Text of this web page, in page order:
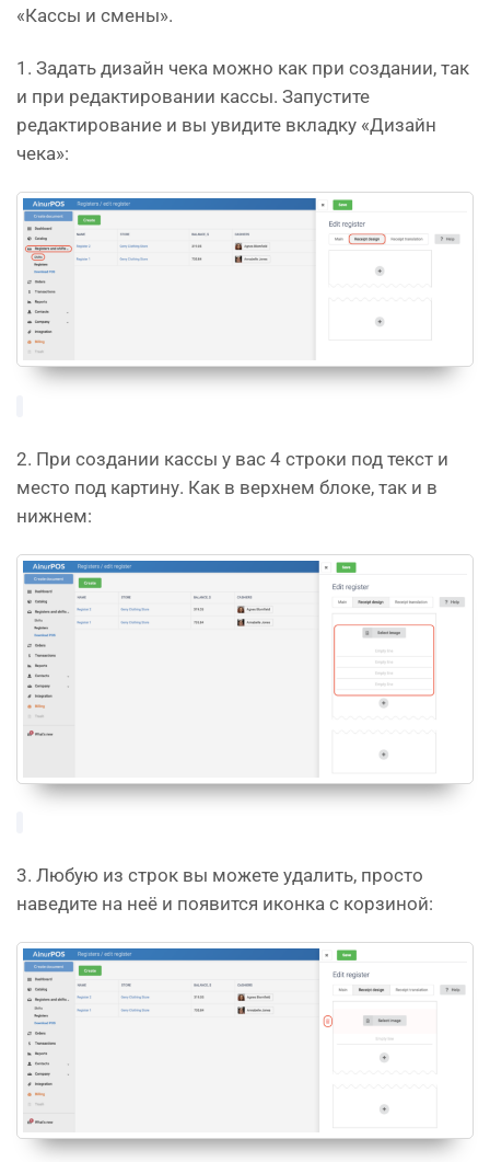
«Кассы и смены».
1. Задать дизайн чека можно как при создании, так
и при редактировании кассы. Запустите
редактирование и вы увидите вкладку «Дизайн
чека»:
2. При создании кассы у вас 4 строки под текст и
место под картину. Как в верхнем блоке, так и в
нижнем:
3. Любую из строк вы можете удалить, просто
наведите на неё и появится иконка с корзиной: